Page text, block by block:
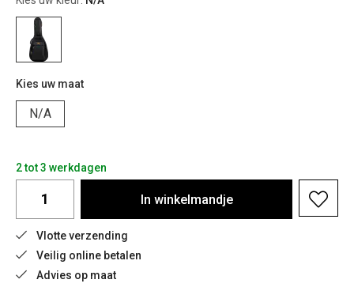
Kies uw maat
N/A
2 tot 3 werkdagen
In winkelmandje
Vlotte verzending
Veilig online betalen
Advies op maat